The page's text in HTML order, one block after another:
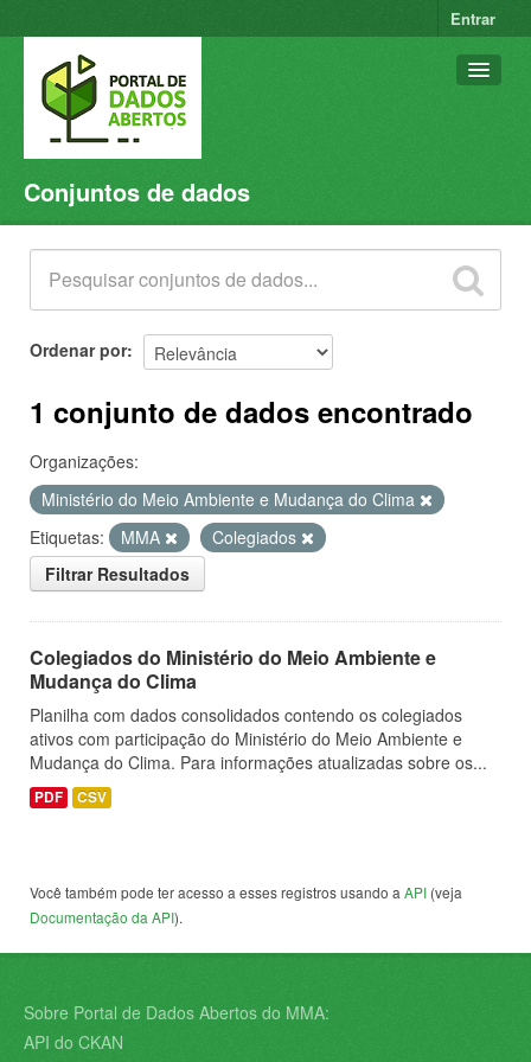
Entrar
Conjuntos de dados
Organizações
Grupos
Sobre
Conjuntos de dados
Ordenar por
1 conjunto de dados encontrado
Organizações:
Ministério do Meio Ambiente e Mudança do Clima
Etiquetas:
MMA
Colegiados
Filtrar Resultados
Colegiados do Ministério do Meio Ambiente e
Mudança do Clima
Planilha com dados consolidados contendo os colegiados
ativos com participação do Ministério do Meio Ambiente e
Mudança do Clima. Para informações atualizadas sobre os...
PDF CSV
Você também pode ter acesso a esses registros usando a API (veja
Documentação da API).
Sobre Portal de Dados Abertos do MMA:
API do CKAN